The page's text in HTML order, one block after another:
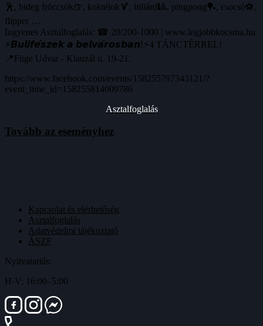
🕺, hideg fröccsök🍺, koktélok🍹, biliárd🎱, pingpong🏓, csocsó⚽️,
flipper …
Ingyenes Asztalfoglalás: ☎ 20/200-1000 | www.legjobbkocsma.hu
⚡️𝘽𝙪𝙡𝙞𝙛𝙚́𝙨𝙯𝙚𝙠 𝙖 𝙗𝙚𝙡𝙫𝙖́𝙧𝙤𝙨𝙗𝙖𝙣!⚡️4 TÁNCTÉRREL!
📍Füge Udvar - Klauzál u. 19-21.
https://www.facebook.com/events/158255797343121/?
event_time_id=158255814009786
Asztalfoglalás
Tovább az eseményhez
Kapcsolat és elérhetőség
Asztalfoglalás
Adatvédelmi tájékoztató
ÁSZF
Nyitvatartás:
H-V: 16:00–5:00